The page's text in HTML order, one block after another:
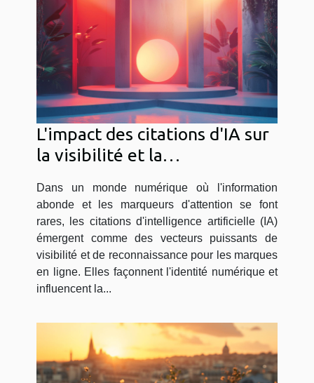
L'impact des citations d'IA sur
la visibilité et la
en ligne
Dans un monde numérique où l'information
abonde et les marqueurs d'attention se font
rares, les citations d'intelligence artificielle (IA)
émergent comme des vecteurs puissants de
visibilité et de reconnaissance pour les marques
en ligne. Elles façonnent l'identité numérique et
influencent la...